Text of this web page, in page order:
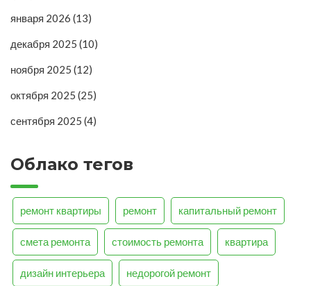
января 2026 (13)
декабря 2025 (10)
ноября 2025 (12)
октября 2025 (25)
сентября 2025 (4)
Облако тегов
ремонт квартиры ремонт капитальный ремонт
смета ремонта стоимость ремонта квартира
дизайн интерьера недорогой ремонт